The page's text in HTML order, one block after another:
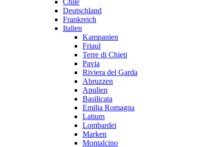
Chile
Deutschland
Frankreich
Italien
Kampanien
Friaul
Terre di Chieti
Pavia
Riviera del Garda
Abruzzen
Apulien
Basilicata
Emilia Romagna
Latium
Lombardei
Marken
Montalcino